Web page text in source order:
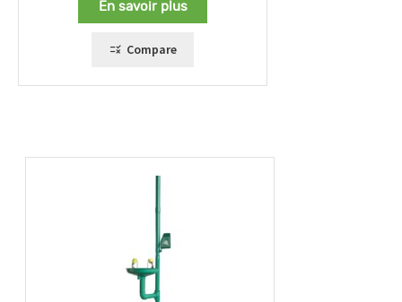
En savoir plus
Compare